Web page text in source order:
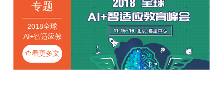
专题
2018全球
AI+智适应教
育峰会
查看更多文
章